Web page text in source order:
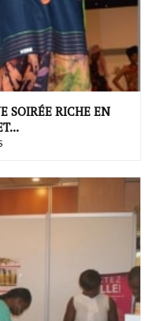
SOIRÉE RICHE EN